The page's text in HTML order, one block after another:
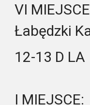
VI
Łabędzki
12-13 D LA
I MIEJSCE: